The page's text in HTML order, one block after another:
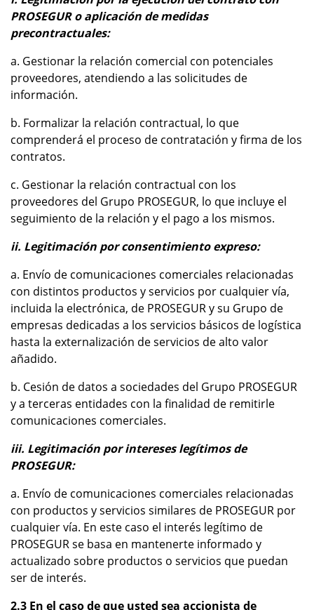
PROSEGUR o aplicación de medidas
precontractuales:
a. Gestionar la relación comercial con potenciales
proveedores, atendiendo a las solicitudes de
información.
b. Formalizar la relación contractual, lo que
comprenderá el proceso de contratación y firma de los
contratos.
c. Gestionar la relación contractual con los
proveedores del Grupo PROSEGUR, lo que incluye el
seguimiento de la relación y el pago a los mismos.
ii. Legitimación por consentimiento expreso:
a. Envío de comunicaciones comerciales relacionadas
con distintos productos y servicios por cualquier vía,
incluida la electrónica, de PROSEGUR y su Grupo de
empresas dedicadas a los servicios básicos de logística
hasta la externalización de servicios de alto valor
añadido.
b. Cesión de datos a sociedades del Grupo PROSEGUR
y a terceras entidades con la finalidad de remitirle
comunicaciones comerciales.
iii. Legitimación por intereses legítimos de
PROSEGUR:
a. Envío de comunicaciones comerciales relacionadas
con productos y servicios similares de PROSEGUR por
cualquier vía. En este caso el interés legítimo de
PROSEGUR se basa en mantenerte informado y
actualizado sobre productos o servicios que puedan
ser de interés.
2.3 En el caso de que usted sea accionista de